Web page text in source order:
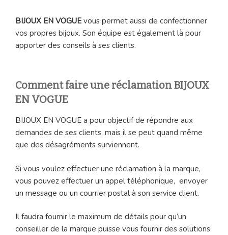
BIJOUX EN VOGUEvous permet aussi de confectionner
vos propres bijoux. Son équipe est également là pour
apporter des conseils à ses clients.
Comment faire une réclamation BIJOUX
EN VOGUE
BIJOUX EN VOGUE a pour objectif de répondre aux
demandes de ses clients, mais il se peut quand même
que des désagréments surviennent.
Si vous voulez effectuer une réclamation à la marque,
vous pouvez effectuer un appel téléphonique, envoyer
un message ou un courrier postal à son service client.
Il faudra fournir le maximum de détails pour qu’un
conseiller de la marque puisse vous fournir des solutions